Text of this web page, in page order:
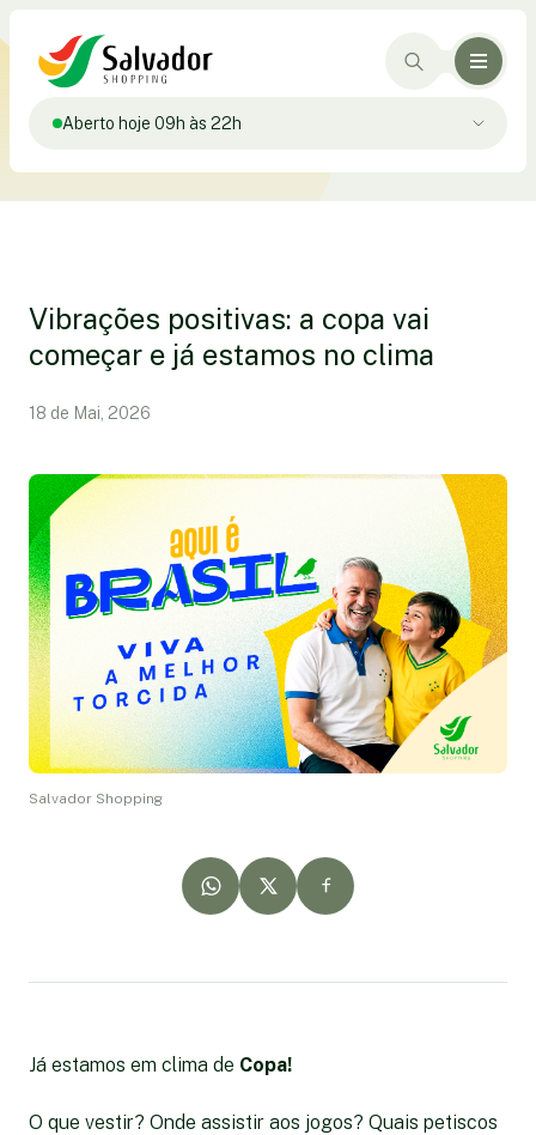
Aberto hoje 09h às 22h
Vibrações positivas: a copa vai
começar e já estamos no clima
18 de Mai, 2026
Salvador Shopping
Já estamos em clima de Copa!
O que vestir? Onde assistir aos jogos? Quais petiscos